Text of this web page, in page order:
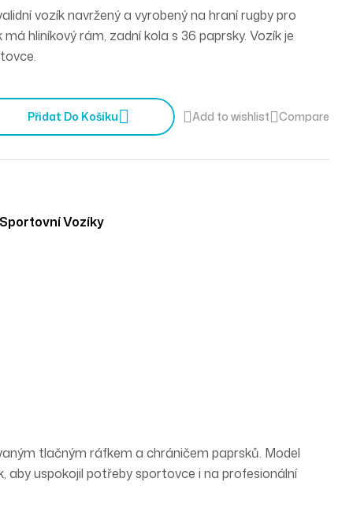
vozík navržený a vyrobený na hraní rugby pro
hliníkový rám, zadní kola s 36 paprsky. Vozík je
Přidat Do Košíku Add to wishlist Compare
Sportovní Vozíky
tlačným ráfkem a chráničem paprsků. Model
aby uspokojil potřeby sportovce i na profesionální